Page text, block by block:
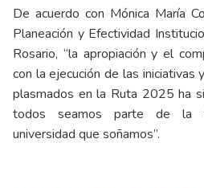
De acuerdo con Mónica María
Planeación y Efectividad
Rosario, “la apropiación y el
con la ejecución de las
plasmados en la Ruta 2025 ha
todos seamos parte de la
universidad que soñamos”.